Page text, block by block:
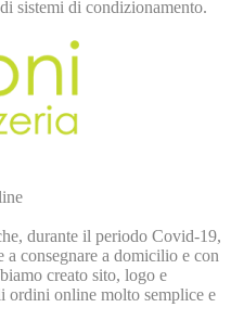
sistemi di condizionamento.
durante il periodo Covid-19,
consegnare a domicilio e con
creato sito, logo e
ordini online molto semplice e